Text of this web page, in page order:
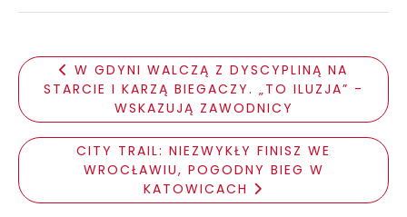
W GDYNI WALCZĄ Z DYSCYPLINĄ NA
STARCIE I KARZĄ BIEGACZY. „TO ILUZJA” -
WSKAZUJĄ ZAWODNICY
CITY TRAIL: NIEZWYKŁY FINISZ WE
WROCŁAWIU, POGODNY BIEG W
KATOWICACH